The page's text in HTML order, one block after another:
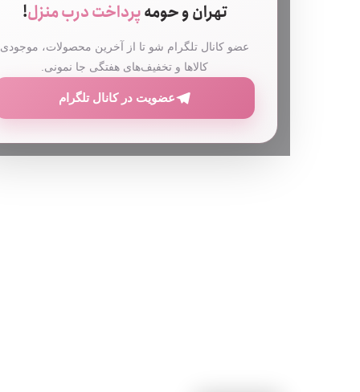
تهران و حومهپرداخت درب منزل!
عضو کانال تلگرام شو تا از آخرین محصولات، موجودی
کالاها و تخفیف‌های هفتگی جا نمونی.
عضویت در کانال تلگرام